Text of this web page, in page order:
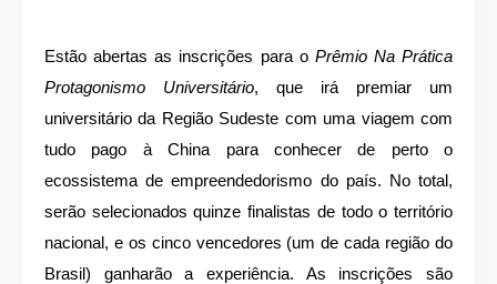
Estão abertas as inscrições para o Prêmio Na Prática
Protagonismo Universitário, que irá premiar um
universitário da Região Sudeste com uma viagem com
tudo pago à China para conhecer de perto o
ecossistema de empreendedorismo do país. No total,
serão selecionados quinze finalistas de todo o território
nacional, e os cinco vencedores (um de cada região do
Brasil) ganharão a experiência. As inscrições são